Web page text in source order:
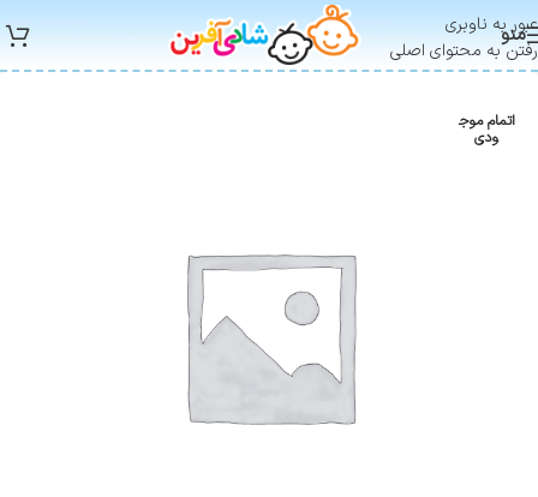
عبور به ناوبری
رفتن به محتوای اصلی
منو
اتمام موج
ودی